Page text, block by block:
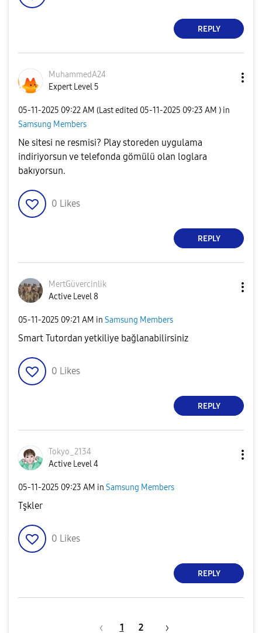
REPLY
MuhammedA24
Expert Level 5
‎05-11-2025 09:22 AM (Last edited ‎05-11-2025 09:23 AM ) in
Samsung Members
Ne sitesi ne resmisi? Play storeden uygulama
indiriyorsun ve telefonda gömülü olan loglara
bakıyorsun.
0 Likes
REPLY
MertGüvercinlik
Active Level 8
‎05-11-2025 09:21 AM in Samsung Members
Smart Tutordan yetkiliye bağlanabilirsiniz
0 Likes
REPLY
Tokyo_2134
Active Level 4
‎05-11-2025 09:23 AM in Samsung Members
Tşkler
0 Likes
REPLY
1 2